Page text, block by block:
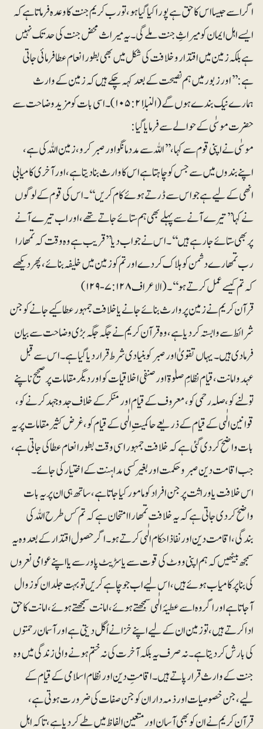
اگر اسے جیسا اس کا حق ہے پورا کیا گیا ہو، تو رب کریم جنت کا وعدہ فرماتا ہے کہ
ایسے اہل ایمان کو میراثِ جنت ملے گی۔ یہ میراث محض جنت کی حد تک نہیں
ہے بلکہ زمین میں اقتدار و خلافت کی شکل میں بھی بطور انعام عطا فرمائی جاتی
ہے: ’’ اور زبور میں ہم نصیحت کے بعد کہہ چکے ہیں کہ زمین کے وارث
ہمارے نیک بندے ہوں گے(النبأ ۱۰۵:۲۱)۔ اسی بات کو مزید وضاحت سے
حضرت موسٰی کے حوالے سے فرمایا گیا:
موسٰی نے اپنی قوم سے کہا ، ’’اللہ سے مدد مانگو اور صبر کرو ، زمین اللہ کی ہے،
اپنے بندوں میں سے جس کو چاہتا ہے اس کا وارث بنا دیتا ہے، اور آخری کامیابی
انھی کے لیے ہے جو اس سے ڈرتے ہوئے کام کریں‘‘۔ اس کی قوم کے لوگوں
نے کہا’’ تیرے آنے سے پہلے بھی ہم ستائے جاتے تھے ، اور اب تیرے آنے
پر بھی ستائے جا رہے ہیں ‘‘۔ اس نے جواب دیا ’’قریب ہے وہ وقت کہ تمھا را
رب تمھارے دشمن کو ہلاک کر دے اور تم کو زمین میں خلیفہ بنائے، پھر دیکھے
کہ تم کیسے عمل کرتے ہو‘‘ ۔(الاعراف۷:۱۲۸-۱۲۹)
قرآن کریم نے زمین پر وارث بنائے جانے یا خلافت جمہور عطا کیے جانے کو جن
شرائط سے وابستہ کر دیا ہے، وہ قرآن کریم نے جگہ جگہ بڑی وضاحت سے بیان
فرما دی ہیں ۔یہاں تقویٰ اور صبر کو بنیادی شرط قرار دیا گیا ہے ۔ اس سے قبل
عہد و امانت ، قیام نظامِ صلوٰۃ اور صنفی اخلاقیات کو اور دیگر مقامات پر صحیح ناپنے
تولنے کو ، صلہ رحمی کو ، معروف کے قیام اور منکر کے خلاف جدوجہد کرنے کو ،
قوانین الٰہی کے قیام کے ذریعے حاکمیتِ الٰہی کے قیام کو ، غرض کثیر مقامات پر یہ
بات واضح کردی گئی ہے کہ خلافت جمہور اسی وقت بطور انعام عطا کی جاتی ہے ،
جب اقامت دین صبر وحکمت اور بغیر کسی مداہنت کے اختیار کی جائے۔
اس خلافت یا وراثت پر جن افراد کو مامور کیا جاتا ہے، ساتھ ہی ان پر یہ بات
واضح کردی جاتی ہے کہ یہ خلافت تمھارا امتحان ہے کہ تم کس طرح اللہ کی
بندگی ، اقامت دین اور نفاذ احکام الٰہی کرتے ہو ۔ اگر حصول اقتدار کے بعد وہ یہ
سمجھ بیٹھیں کہ ہم اپنی ووٹ کی قوت سے یا سڑیٹ پاور سے یا اپنے عوامی نعروں
کی بنا پر کامیاب ہوئے ہیں، اس لیے اب جو چاہے کریں تو بہت جلد ان کو زوال
آجاتا ہے اور اگر وہ اسے عطیۂ الٰہی سمجھتے ہوئے ، امانت سمجھتے ہوئے ، امانت کا حق
ادا کرتے ہیں، تو زمین ان کے لیے اپنے خزانے اُگل دیتی ہے اور آسمان رحمتوں
کی بارش کر دیتا ہے۔ نہ صرف یہ بلکہ آخرت کی نہ ختم ہونے والی زندگی میں وہ
جنت کے وارث قرار پاتے ہیں ۔اقامتِ دین اور نظام اسلامی کے قیام کے
لیے، جن خصوصیات اور ذمہ داران کو جن صفات کی ضرورت ہوتی ہے،
قرآن کریم نے ان کو بھی آسان اور متعین الفاظ میں طے کر دیا ہے، تاکہ اہل